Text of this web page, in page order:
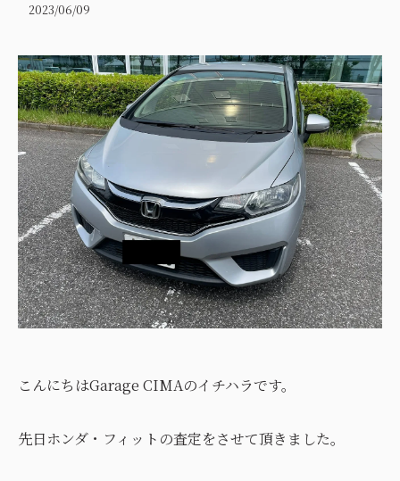
2023/06/09
こんにちはGarage CIMAのイチハラです。
先日ホンダ・フィットの査定をさせて頂きました。